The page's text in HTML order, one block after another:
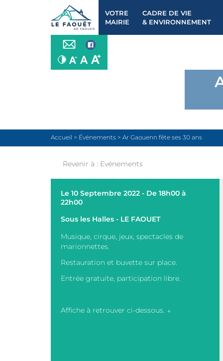
VOTRE
MAIRIE
CADRE DE VIE
& ENVIRONNEMENT
Accueil > Événements > Ar Gaouenn fête ses 30 ans
Revenir à : Evénements
Le 10 Septembre 2022 - De 18h00 à
22h00
Sous les Halles - LE FAOUET
Musique, cirque, jeux, spectacles de
marionnettes.
Restauration et buvette sur place.
Entrée gratuite, participation libre.
Affiche à retrouver ci-dessous. ↓